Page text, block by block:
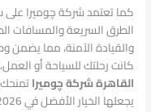
كما تعتمد شركة چوميرا على
الطرق السريعة والمسافات
والقيادة الآمنة، مما يضمن
كانت رحلتك للسياحة أو
القاهرة شركة چوميرا
يجعلها الخيار الأفضل في 2026